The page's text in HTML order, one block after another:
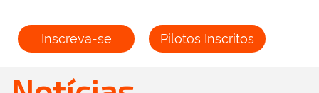
Inscreva-se Pilotos Inscritos